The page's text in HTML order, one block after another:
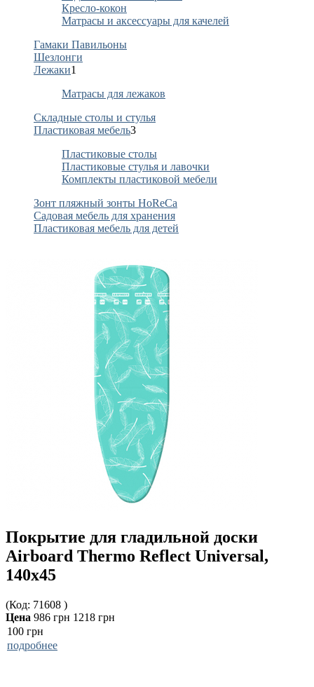
Кресло-кокон
Матрасы и аксессуары для качелей
Гамаки Павильоны
Шезлонги
Лежаки1
Матрасы для лежаков
Складные столы и стулья
Пластиковая мебель3
Пластиковые столы
Пластиковые стулья и лавочки
Комплекты пластиковой мебели
Зонт пляжный зонты HoReCa
Садовая мебель для хранения
Пластиковая мебель для детей
Покрытие для гладильной доски
Airboard Thermo Reflect Universal,
140х45
(Код: 71608 )
Цена 986 грн 1218 грн
100 грн
подробнее